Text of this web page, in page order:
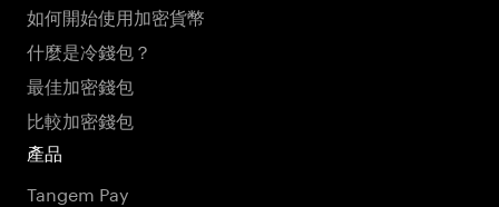
如何開始使用加密貨幣
什麼是冷錢包？
最佳加密錢包
比較加密錢包
產品
Tangem Pay